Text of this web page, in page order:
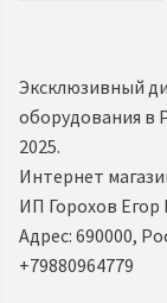
Эксклюзивный
оборудования в
2025.
Интернет
ИП Горохов
Адрес: 690000,
+79880964779